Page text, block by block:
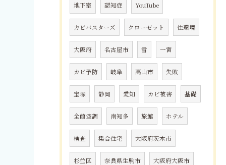
地下室 認知症 YouTube
カビバスターズ クローゼット 住環境
大阪府 名古屋市 雪 一宮
カビ予防 岐阜 高山市 失敗
宝塚 静岡 愛知 カビ被害 基礎
全館空調 南知多 旅館 ホテル
検査 集合住宅 大阪府茨木市
杉並区 奈良県生駒市 大阪府大阪市